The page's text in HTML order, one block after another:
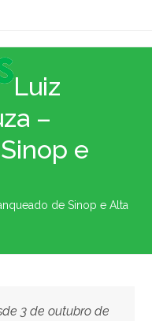
Luiz
–
e
de Sinop e Alta
3 de outubro de